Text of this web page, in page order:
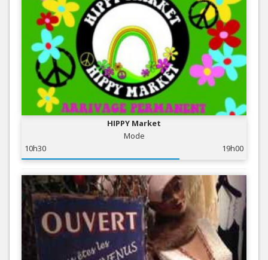
HIPPY Market
Mode
10h30
19h00